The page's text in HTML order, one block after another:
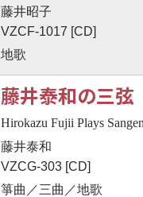
藤井昭子
VZCF-1017 [CD]
地歌
藤井泰和の三弦
Hirokazu Fujii Plays Sangen
藤井泰和
VZCG-303 [CD]
箏曲／三曲／地歌